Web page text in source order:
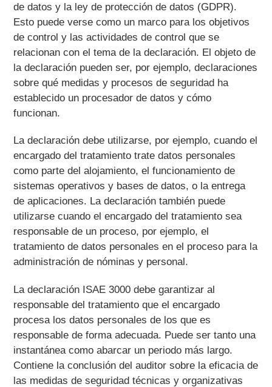
de datos y la ley de protección de datos (GDPR).
Esto puede verse como un marco para los objetivos
de control y las actividades de control que se
relacionan con el tema de la declaración. El objeto de
la declaración pueden ser, por ejemplo, declaraciones
sobre qué medidas y procesos de seguridad ha
establecido un procesador de datos y cómo
funcionan.
La declaración debe utilizarse, por ejemplo, cuando el
encargado del tratamiento trate datos personales
como parte del alojamiento, el funcionamiento de
sistemas operativos y bases de datos, o la entrega
de aplicaciones. La declaración también puede
utilizarse cuando el encargado del tratamiento sea
responsable de un proceso, por ejemplo, el
tratamiento de datos personales en el proceso para la
administración de nóminas y personal.
La declaración ISAE 3000 debe garantizar al
responsable del tratamiento que el encargado
procesa los datos personales de los que es
responsable de forma adecuada. Puede ser tanto una
instantánea como abarcar un periodo más largo.
Contiene la conclusión del auditor sobre la eficacia de
las medidas de seguridad técnicas y organizativas